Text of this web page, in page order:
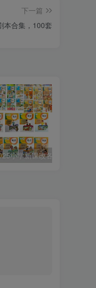
下一篇
本合集，100套
小学新课改各科学习资料包